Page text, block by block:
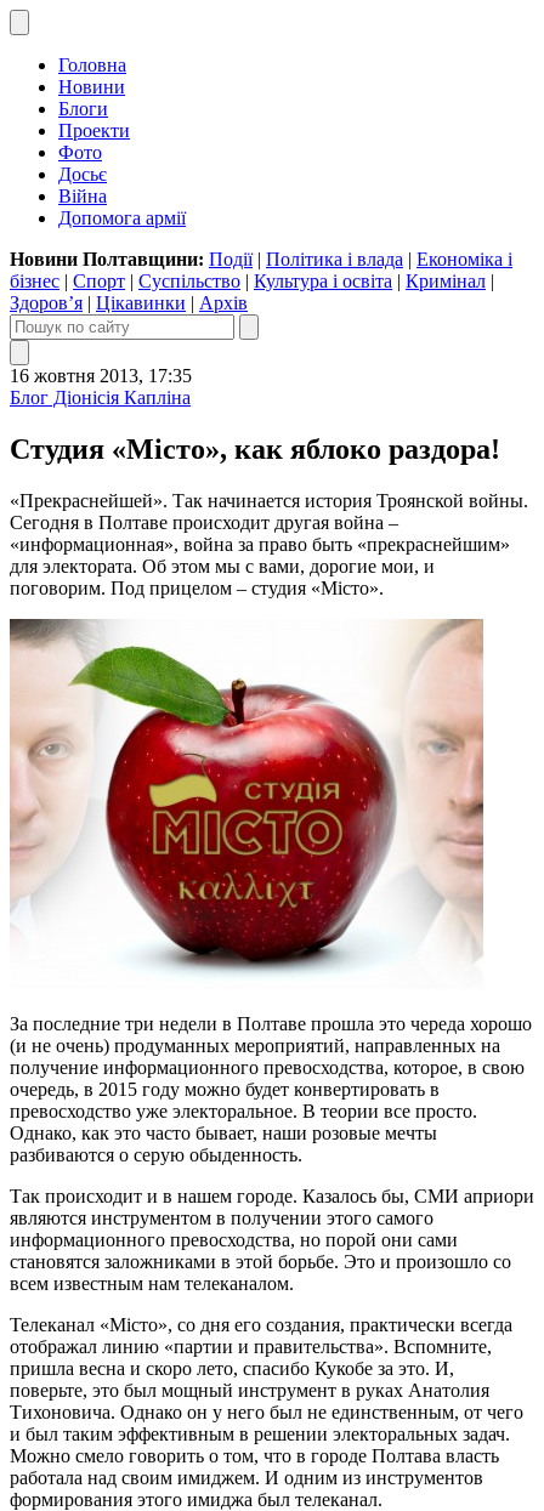
Головна
Новини
Блоги
Проекти
Фото
Досьє
Війна
Допомога армії
Новини Полтавщини: Події| Політика і влада | Економіка і
бізнес | Спорт | Суспільство | Культура і освіта | Кримінал |
Здоров’я | Цікавинки | Архів
16 жовтня 2013, 17:35
Блог Діонісія Капліна
Студия «Місто», как яблоко раздора!
«Прекраснейшей». Так начинается история Троянской войны.
Сегодня в Полтаве происходит другая война –
«информационная», война за право быть «прекраснейшим»
для электората. Об этом мы с вами, дорогие мои, и
поговорим. Под прицелом – студия «Місто».
За последние три недели в Полтаве прошла это череда хорошо
(и не очень) продуманных мероприятий, направленных на
получение информационного превосходства, которое, в свою
очередь, в 2015 году можно будет конвертировать в
превосходство уже электоральное. В теории все просто.
Однако, как это часто бывает, наши розовые мечты
разбиваются о серую обыденность.
Так происходит и в нашем городе. Казалось бы, СМИ априори
являются инструментом в получении этого самого
информационного превосходства, но порой они сами
становятся заложниками в этой борьбе. Это и произошло со
всем известным нам телеканалом.
Телеканал «Місто», со дня его создания, практически всегда
отображал линию «партии и правительства». Вспомните,
пришла весна и скоро лето, спасибо Кукобе за это. И,
поверьте, это был мощный инструмент в руках Анатолия
Тихоновича. Однако он у него был не единственным, от чего
и был таким эффективным в решении электоральных задач.
Можно смело говорить о том, что в городе Полтава власть
работала над своим имиджем. И одним из инструментов
формирования этого имиджа был телеканал.